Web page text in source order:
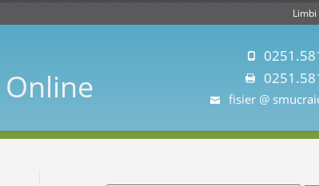
Limbi
fisier @